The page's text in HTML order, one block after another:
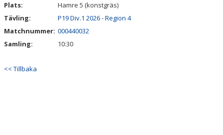
KONTAKT
Plats:
Hamre 5 (konstgräs)
Tävling:
P19 Div.1 2026 - Region 4
Matchnummer: 000440032
Samling:
10:30
<< Tillbaka